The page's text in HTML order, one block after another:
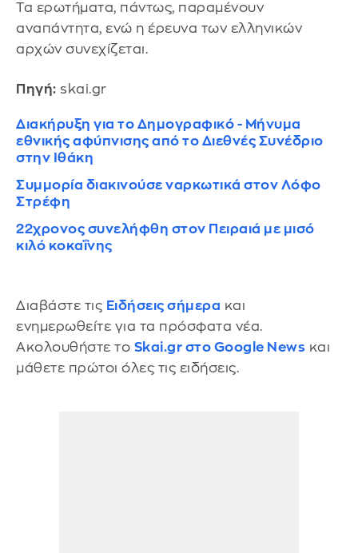
Τα ερωτήματα, πάντως, παραμένουν
αναπάντητα, ενώ η έρευνα των ελληνικών
αρχών συνεχίζεται.
Πηγή: skai.gr
Διακήρυξη για το Δημογραφικό - Μήνυμα
εθνικής αφύπνισης από το Διεθνές Συνέδριο
στην Ιθάκη
Συμμορία διακινούσε ναρκωτικά στον Λόφο
Στρέφη
22χρονος συνελήφθη στον Πειραιά με μισό
κιλό κοκαΐνης
Διαβάστε τις Ειδήσεις σήμερα και
ενημερωθείτε για τα πρόσφατα νέα.
Ακολουθήστε το Skai.gr στο Google News και
μάθετε πρώτοι όλες τις ειδήσεις.